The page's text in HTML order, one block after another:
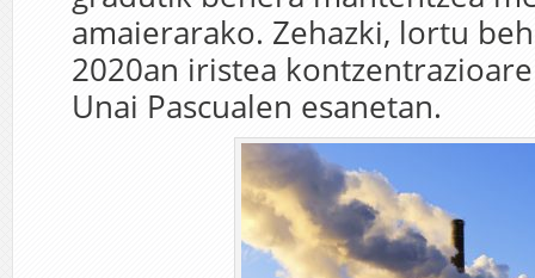
amaierarako. Zehazki, lortu
2020an iristea
Unai Pascualen esanetan.